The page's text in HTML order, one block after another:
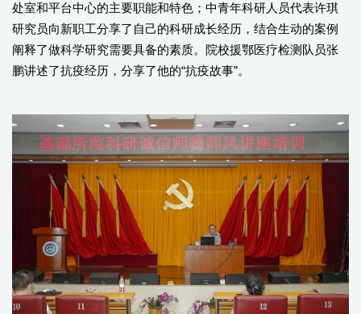
处室和平台中心的主要职能和特色；中青年科研人员代表许琪
研究员向新职工分享了自己的科研成长经历，结合生动的案例
阐释了做科学研究需要具备的素质。院校援鄂医疗检测队员张
鹏讲述了抗疫经历，分享了他的“抗疫故事”。